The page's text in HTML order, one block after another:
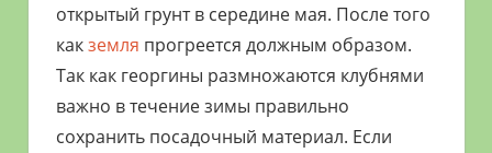
открытый грунт в середине мая. После того
какземля прогреется должным образом.
Так как георгины размножаются клубнями
важно в течение зимы правильно
сохранить посадочный материал. Если